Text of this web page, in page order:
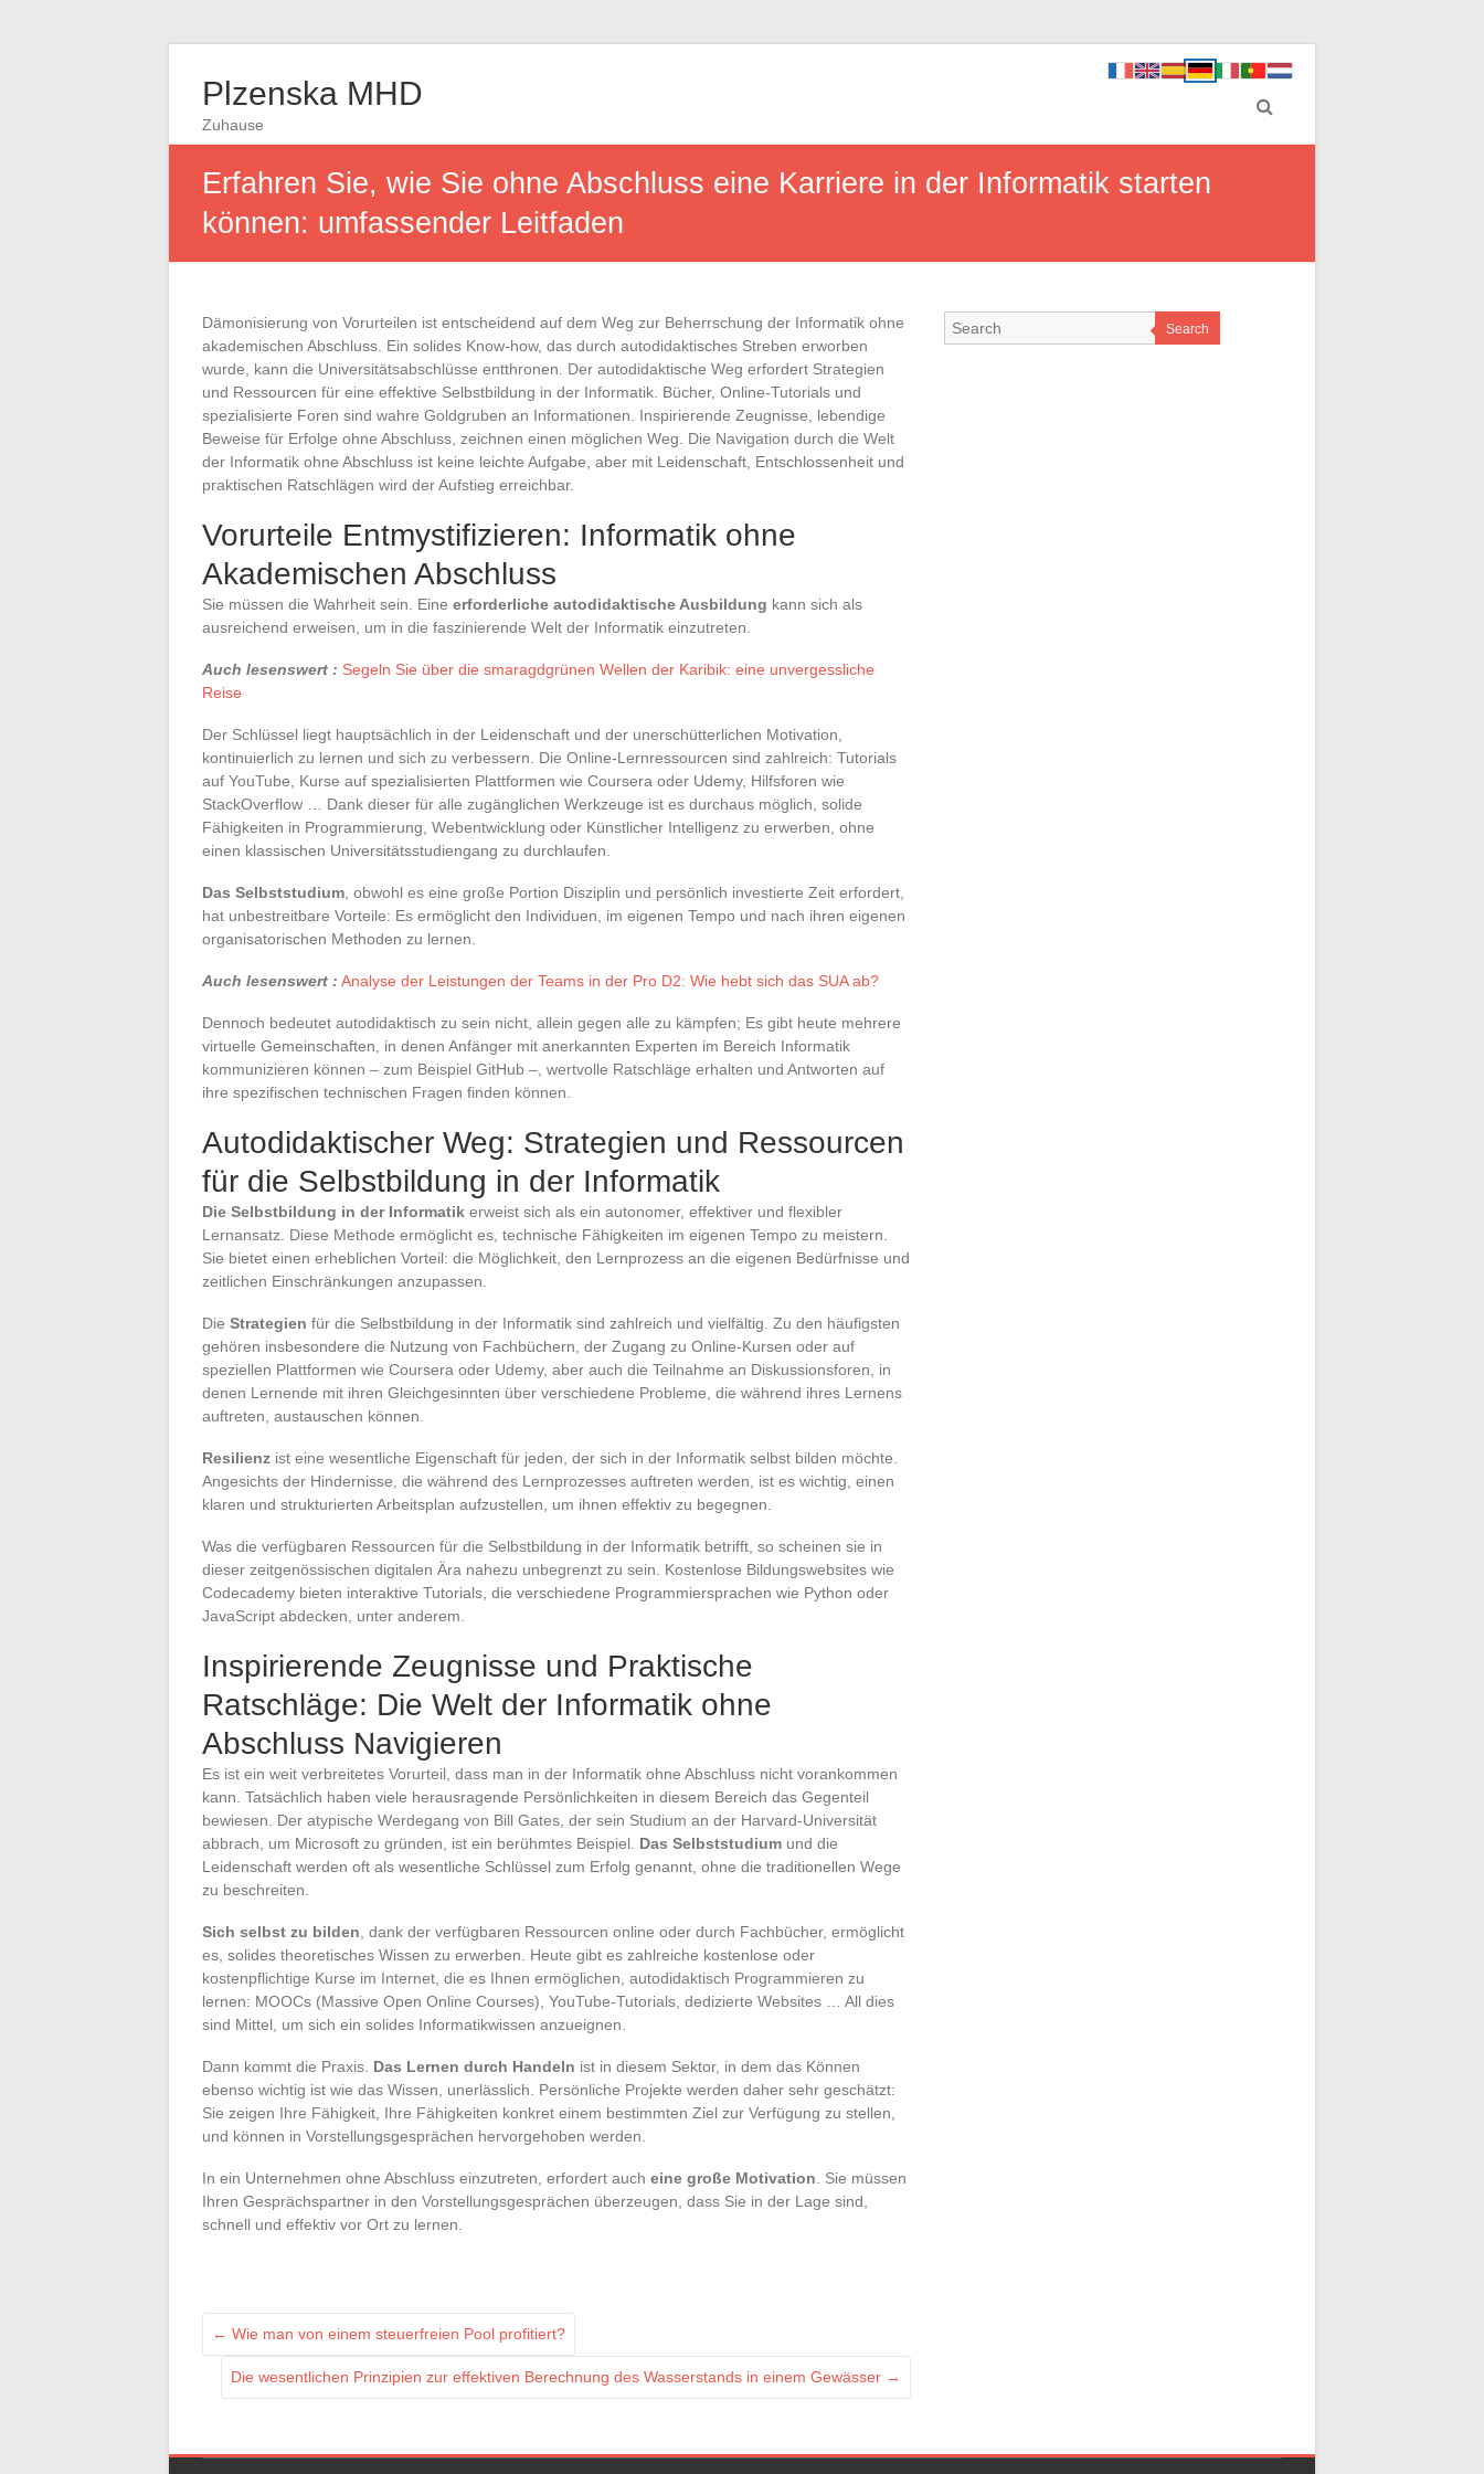
Plzenska MHD
Zuhause
Erfahren Sie, wie Sie ohne Abschluss eine Karriere in der Informatik starten
können: umfassender Leitfaden
Dämonisierung von Vorurteilen ist entscheidend auf dem Weg zur Beherrschung der Informatik ohne
akademischen Abschluss. Ein solides Know-how, das durch autodidaktisches Streben erworben
wurde, kann die Universitätsabschlüsse entthronen. Der autodidaktische Weg erfordert Strategien
und Ressourcen für eine effektive Selbstbildung in der Informatik. Bücher, Online-Tutorials und
spezialisierte Foren sind wahre Goldgruben an Informationen. Inspirierende Zeugnisse, lebendige
Beweise für Erfolge ohne Abschluss, zeichnen einen möglichen Weg. Die Navigation durch die Welt
der Informatik ohne Abschluss ist keine leichte Aufgabe, aber mit Leidenschaft, Entschlossenheit und
praktischen Ratschlägen wird der Aufstieg erreichbar.
Vorurteile Entmystifizieren: Informatik ohne
Akademischen Abschluss
Sie müssen die Wahrheit sein. Eine erforderliche autodidaktische Ausbildung kann sich als
ausreichend erweisen, um in die faszinierende Welt der Informatik einzutreten.
Auch lesenswert : Segeln Sie über die smaragdgrünen Wellen der Karibik: eine unvergessliche
Reise
Der Schlüssel liegt hauptsächlich in der Leidenschaft und der unerschütterlichen Motivation,
kontinuierlich zu lernen und sich zu verbessern. Die Online-Lernressourcen sind zahlreich: Tutorials
auf YouTube, Kurse auf spezialisierten Plattformen wie Coursera oder Udemy, Hilfsforen wie
StackOverflow … Dank dieser für alle zugänglichen Werkzeuge ist es durchaus möglich, solide
Fähigkeiten in Programmierung, Webentwicklung oder Künstlicher Intelligenz zu erwerben, ohne
einen klassischen Universitätsstudiengang zu durchlaufen.
Das Selbststudium , obwohl es eine große Portion Disziplin und persönlich investierte Zeit erfordert,
hat unbestreitbare Vorteile: Es ermöglicht den Individuen, im eigenen Tempo und nach ihren eigenen
organisatorischen Methoden zu lernen.
Auch lesenswert : Analyse der Leistungen der Teams in der Pro D2: Wie hebt sich das SUA ab?
Dennoch bedeutet autodidaktisch zu sein nicht, allein gegen alle zu kämpfen; Es gibt heute mehrere
virtuelle Gemeinschaften, in denen Anfänger mit anerkannten Experten im Bereich Informatik
kommunizieren können – zum Beispiel GitHub –, wertvolle Ratschläge erhalten und Antworten auf
ihre spezifischen technischen Fragen finden können.
Autodidaktischer Weg: Strategien und Ressourcen
für die Selbstbildung in der Informatik
Die Selbstbildung in der Informatik erweist sich als ein autonomer, effektiver und flexibler
Lernansatz. Diese Methode ermöglicht es, technische Fähigkeiten im eigenen Tempo zu meistern.
Sie bietet einen erheblichen Vorteil: die Möglichkeit, den Lernprozess an die eigenen Bedürfnisse und
zeitlichen Einschränkungen anzupassen.
Die Strategien für die Selbstbildung in der Informatik sind zahlreich und vielfältig. Zu den häufigsten
gehören insbesondere die Nutzung von Fachbüchern, der Zugang zu Online-Kursen oder auf
speziellen Plattformen wie Coursera oder Udemy, aber auch die Teilnahme an Diskussionsforen, in
denen Lernende mit ihren Gleichgesinnten über verschiedene Probleme, die während ihres Lernens
auftreten, austauschen können.
Resilienz ist eine wesentliche Eigenschaft für jeden, der sich in der Informatik selbst bilden möchte.
Angesichts der Hindernisse, die während des Lernprozesses auftreten werden, ist es wichtig, einen
klaren und strukturierten Arbeitsplan aufzustellen, um ihnen effektiv zu begegnen.
Was die verfügbaren Ressourcen für die Selbstbildung in der Informatik betrifft, so scheinen sie in
dieser zeitgenössischen digitalen Ära nahezu unbegrenzt zu sein. Kostenlose Bildungswebsites wie
Codecademy bieten interaktive Tutorials, die verschiedene Programmiersprachen wie Python oder
JavaScript abdecken, unter anderem.
Inspirierende Zeugnisse und Praktische
Ratschläge: Die Welt der Informatik ohne
Abschluss Navigieren
Es ist ein weit verbreitetes Vorurteil, dass man in der Informatik ohne Abschluss nicht vorankommen
kann. Tatsächlich haben viele herausragende Persönlichkeiten in diesem Bereich das Gegenteil
bewiesen. Der atypische Werdegang von Bill Gates, der sein Studium an der Harvard-Universität
abbrach, um Microsoft zu gründen, ist ein berühmtes Beispiel. Das Selbststudium und die
Leidenschaft werden oft als wesentliche Schlüssel zum Erfolg genannt, ohne die traditionellen Wege
zu beschreiten.
Sich selbst zu bilden , dank der verfügbaren Ressourcen online oder durch Fachbücher, ermöglicht
es, solides theoretisches Wissen zu erwerben. Heute gibt es zahlreiche kostenlose oder
kostenpflichtige Kurse im Internet, die es Ihnen ermöglichen, autodidaktisch Programmieren zu
lernen: MOOCs (Massive Open Online Courses), YouTube-Tutorials, dedizierte Websites … All dies
sind Mittel, um sich ein solides Informatikwissen anzueignen.
Dann kommt die Praxis. Das Lernen durch Handeln ist in diesem Sektor, in dem das Können
ebenso wichtig ist wie das Wissen, unerlässlich. Persönliche Projekte werden daher sehr geschätzt:
Sie zeigen Ihre Fähigkeit, Ihre Fähigkeiten konkret einem bestimmten Ziel zur Verfügung zu stellen,
und können in Vorstellungsgesprächen hervorgehoben werden.
In ein Unternehmen ohne Abschluss einzutreten, erfordert auch eine große Motivation . Sie müssen
Ihren Gesprächspartner in den Vorstellungsgesprächen überzeugen, dass Sie in der Lage sind,
schnell und effektiv vor Ort zu lernen.
← Wie man von einem steuerfreien Pool profitiert?
Die wesentlichen Prinzipien zur effektiven Berechnung des Wasserstands in einem Gewässer →
Search